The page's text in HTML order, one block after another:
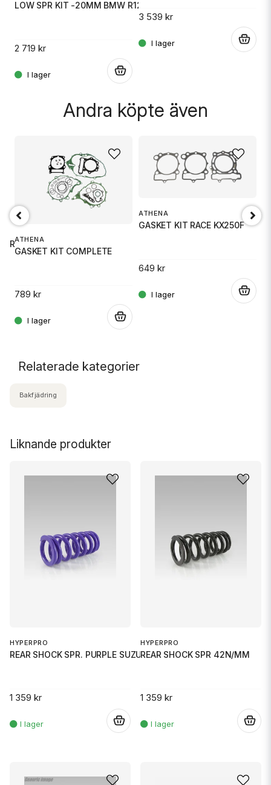
LOW SPR KIT -20MM BMW R1200GS
2 719 kr
3 539 kr
Andra köpte även
CRFATHENA
GASKET KIT COMPLETE
789 kr
ATHENA
GASKET KIT RACE KX250F
649 kr
Liknande produkter
HYPERPRO
REAR SHOCK SPR. PURPLE SUZUKI
1 359 kr
HYPERPRO
REAR SHOCK SPR 42N/MM
1 359 kr
Relaterade kategorier
Bakfjädring